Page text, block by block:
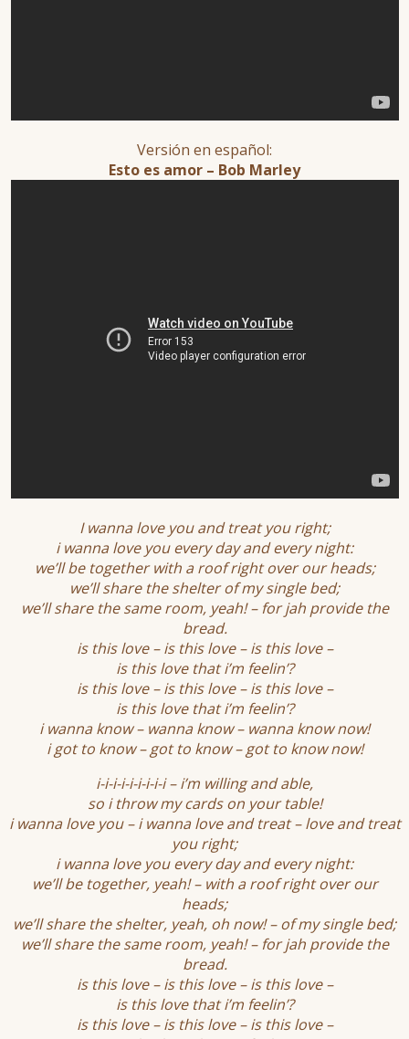
Versión en español:
Esto es amor – Bob Marley
I wanna love you and treat you right;
i wanna love you every day and every night:
we’ll be together with a roof right over our heads;
we’ll share the shelter of my single bed;
we’ll share the same room, yeah! – for jah provide the
bread.
is this love – is this love – is this love –
is this love that i’m feelin’?
is this love – is this love – is this love –
is this love that i’m feelin’?
i wanna know – wanna know – wanna know now!
i got to know – got to know – got to know now!
i-i-i-i-i-i-i-i-i – i’m willing and able,
so i throw my cards on your table!
i wanna love you – i wanna love and treat – love and treat
you right;
i wanna love you every day and every night:
we’ll be together, yeah! – with a roof right over our
heads;
we’ll share the shelter, yeah, oh now! – of my single bed;
we’ll share the same room, yeah! – for jah provide the
bread.
is this love – is this love – is this love –
is this love that i’m feelin’?
is this love – is this love – is this love –